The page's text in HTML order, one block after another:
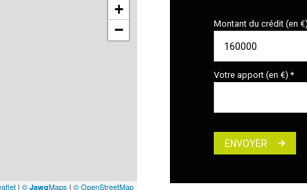
+
−
| © JawgMaps | © OpenStreetMap
Montant du crédit (en
Votre apport (en €) *
ENVOYER